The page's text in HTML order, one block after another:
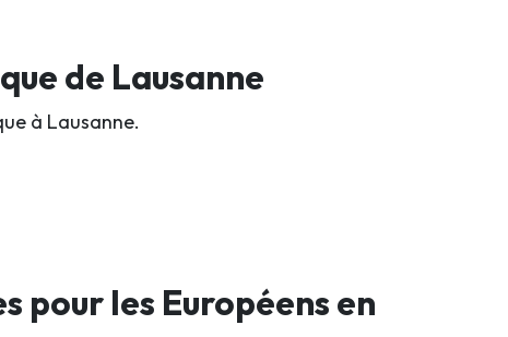
de Lausanne
à Lausanne.
pour les Européens en